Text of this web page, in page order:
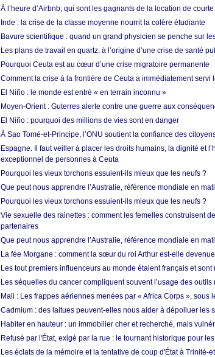
À l’heure d’Airbnb, qui sont les gagnants de la location de
Inde : la crise de la classe moyenne nourrit la colère étudiante
Bavure scientifique : quand un grand physicien se penche sur
Les plans de travail en quartz, à l’origine d’une crise de santé
Pourquoi Ceuta est au cœur d’une crise migratoire permanente
Comment la crise à la frontière de Ceuta a immédiatement servi
El Niño : le monde est entré « en terrain inconnu »
Moyen-Orient : Guterres alerte contre une guerre aux
El Niño : pourquoi des millions de vies sont en danger
À Sao Tomé-et-Principe, l’ONU soutient la confiance des
Espagne. Il faut veiller à placer les droits humains, la dignité et
exceptionnel de personnes à Ceuta
Pourquoi les vieux torchons essuient-ils mieux que les neufs ?
Que peut nous apprendre l’Australie, référence mondiale en
Pourquoi les vieux torchons essuient-ils mieux que les neufs ?
Vie sexuelle des rainettes : comment les femelles construisent
partenaires
Que peut nous apprendre l’Australie, référence mondiale en
La fée Morgane : comment la sœur du roi Arthur est-elle
Les tout premiers influenceurs au monde étaient français et
Les séquelles du cancer compliquent souvent l’usage des outils
Mali : Les frappes aériennes menées par « Africa Corps », sous
Cadmium : des laitues peuvent-elles nous aider à dépolluer les
Habiter en hauteur : un immobilier cher et recherché, mais
Refusé par l'État, exigé par la rue : le tournant historique pour
Les éclats de la mémoire et la tentative de coup d'État à Trinité-